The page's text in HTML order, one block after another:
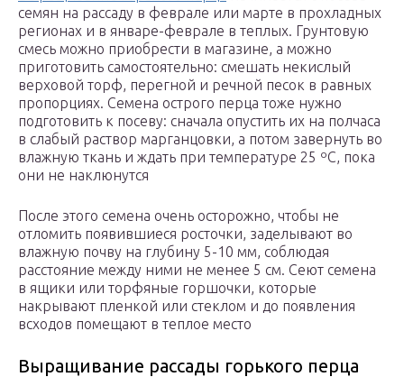
семян на рассаду в феврале или марте в прохладных
регионах и в январе-феврале в теплых. Грунтовую
смесь можно приобрести в магазине, а можно
приготовить самостоятельно: смешать некислый
верховой торф, перегной и речной песок в равных
пропорциях. Семена острого перца тоже нужно
подготовить к посеву: сначала опустить их на полчаса
в слабый раствор марганцовки, а потом завернуть во
влажную ткань и ждать при температуре 25 ºC, пока
они не наклюнутся
После этого семена очень осторожно, чтобы не
отломить появившиеся росточки, заделывают во
влажную почву на глубину 5-10 мм, соблюдая
расстояние между ними не менее 5 см. Сеют семена
в ящики или торфяные горшочки, которые
накрывают пленкой или стеклом и до появления
всходов помещают в теплое место
Выращивание рассады горького перца